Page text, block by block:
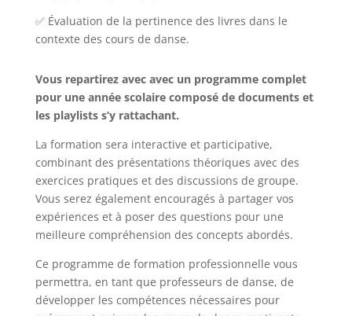
✅ Évaluation de la pertinence des livres dans le
contexte des cours de danse.
Vous repartirez avec avec un programme complet
pour une année scolaire composé de documents et
les playlists s’y rattachant.
La formation sera interactive et participative,
combinant des présentations théoriques avec des
exercices pratiques et des discussions de groupe.
Vous serez également encouragés à partager vos
expériences et à poser des questions pour une
meilleure compréhension des concepts abordés.
Ce programme de formation professionnelle vous
permettra, en tant que professeurs de danse, de
développer les compétences nécessaires pour